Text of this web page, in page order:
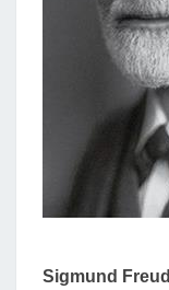
Sigmund Freud